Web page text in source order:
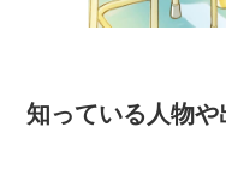
知っている人物